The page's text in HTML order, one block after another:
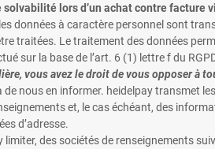
lors d’un achat contre facture
données à caractère personnel sont
traitées. Le traitement des données
sur la base de l’art. 6 (1) lettre f du
vous avez le droit de vous opposer à
nous en informer. heidelpay transmet
et, le cas échéant, des
d’adresse.
limiter, des sociétés de renseignements